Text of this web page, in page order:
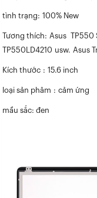
tình trạng: 100% New
Tương thích: Asus TP550
TP550LD4210 usw. Asus
Kích thước : 15.6 inch
loại sản phâm : cảm ứng
mầu sắc: đen